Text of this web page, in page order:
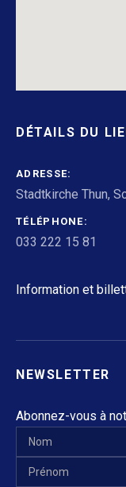
DÉTAILS DU
ADRESSE
Stadtkirche Thun,
TÉLÉPHONE
033 222 15 81
Information et
NEWSLETTER
Abonnez-vous à